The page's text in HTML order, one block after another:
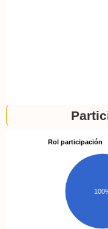
Rol participación